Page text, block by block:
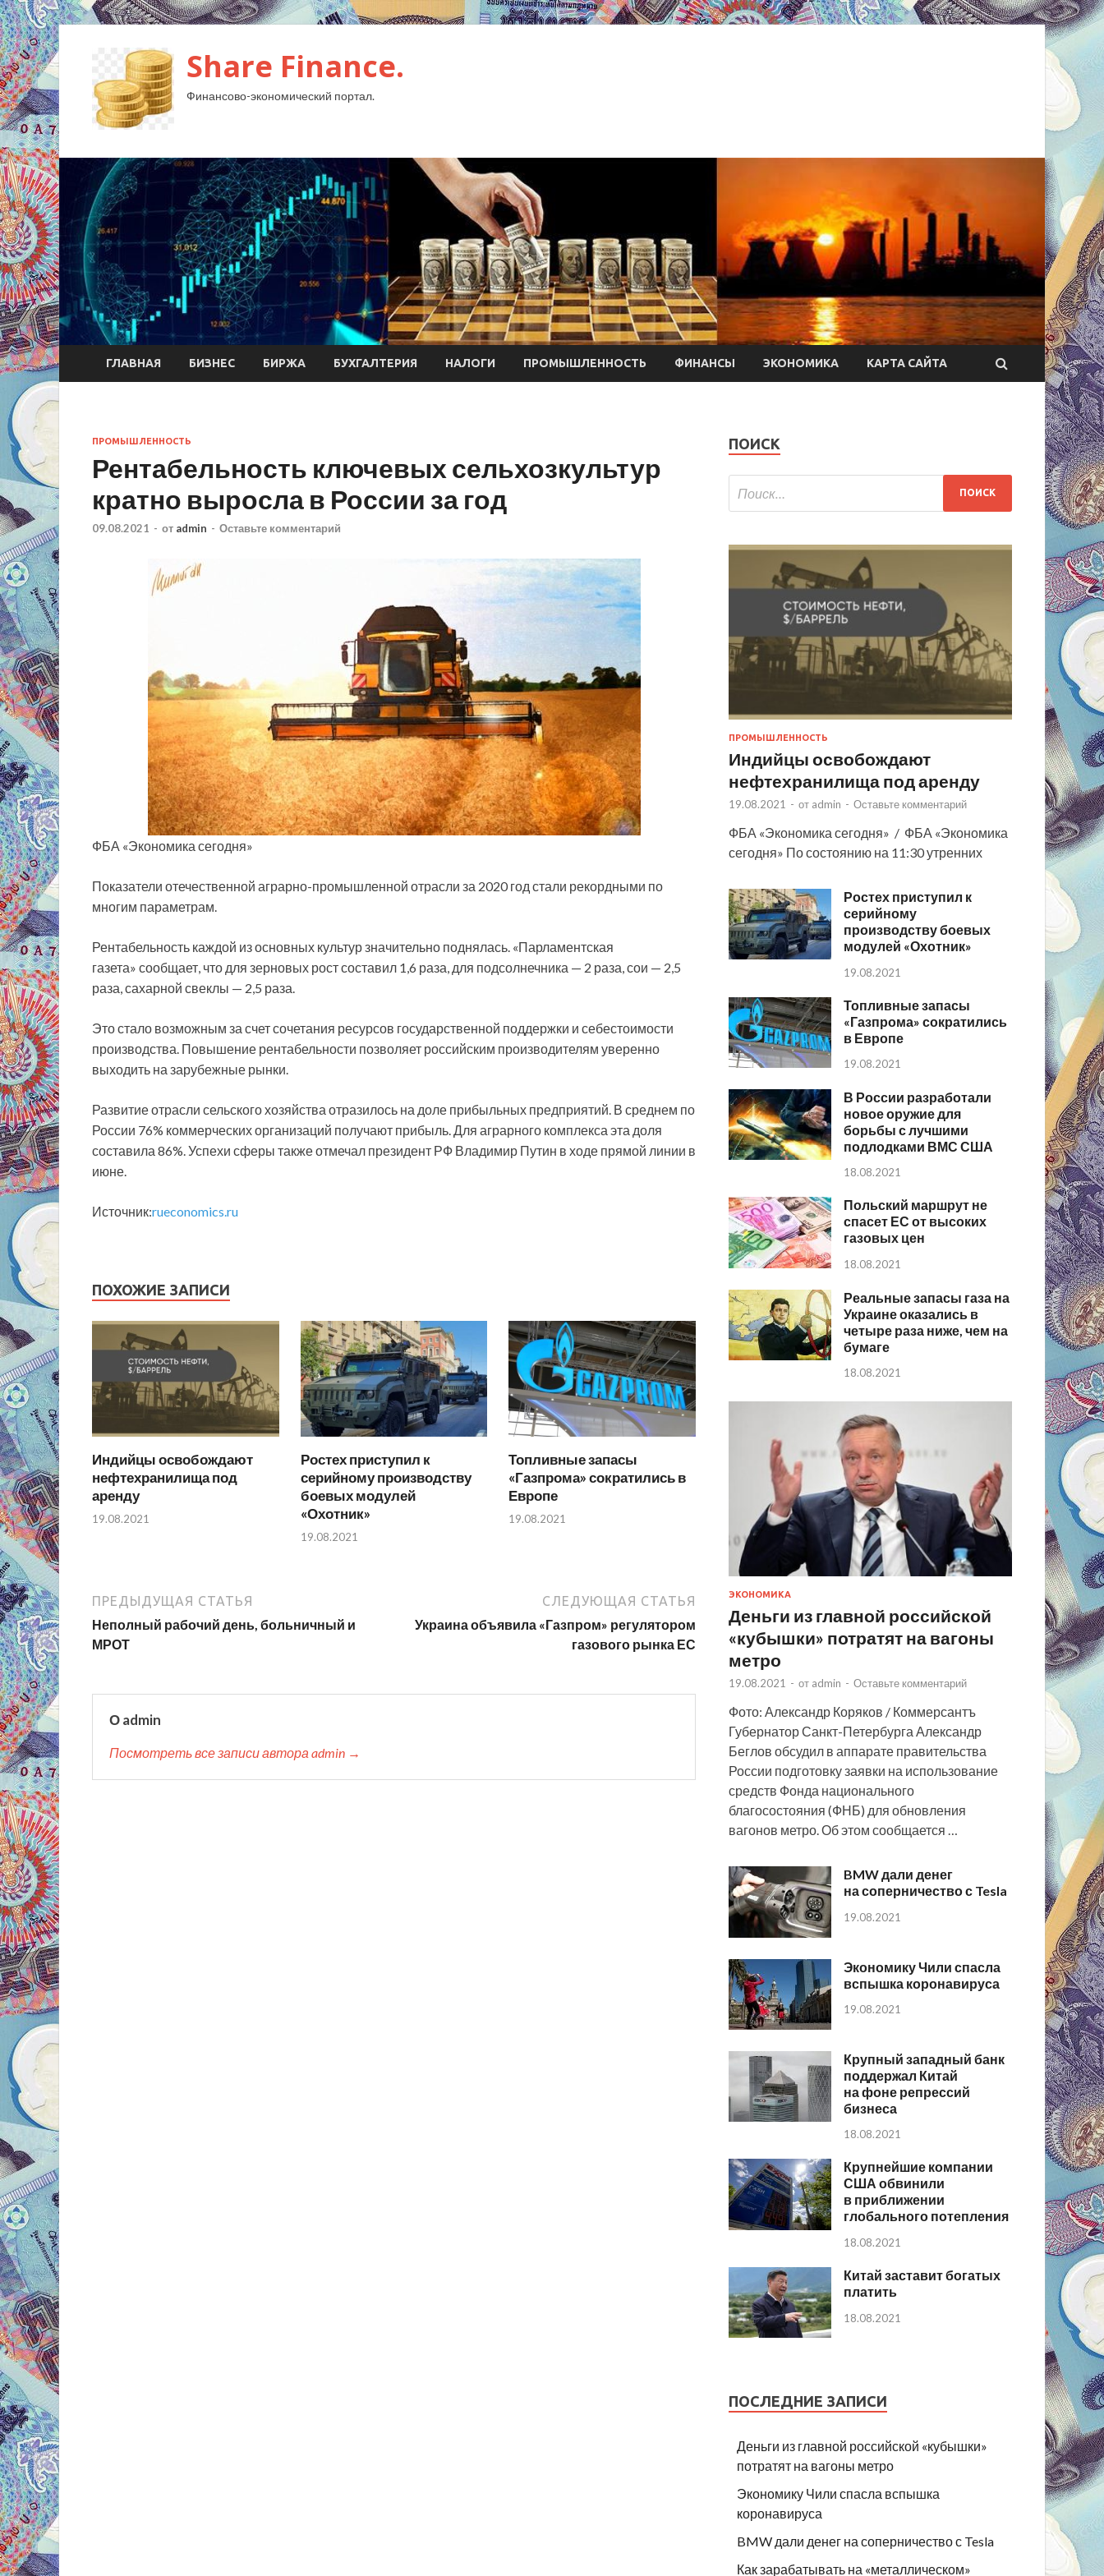
Share Finance.
Финансово-экономический портал.
ГЛАВНАЯ БИЗНЕС БИРЖА БУХГАЛТЕРИЯ НАЛОГИ ПРОМЫШЛЕННОСТЬ ФИНАНСЫ ЭКОНОМИКА КАРТА САЙТА
ПРОМЫШЛЕННОСТЬ
Рентабельность ключевых сельхозкультур
кратно выросла в России за год
09.08.2021 - от admin - Оставьте комментарий
ФБА «Экономика сегодня»
Показатели отечественной аграрно-промышленной отрасли за 2020 год стали рекордными по
многим параметрам.
Рентабельность каждой из основных культур значительно поднялась. «Парламентская
газета» сообщает, что для зерновых рост составил 1,6 раза, для подсолнечника — 2 раза, сои — 2,5
раза, сахарной свеклы — 2,5 раза.
Это стало возможным за счет сочетания ресурсов государственной поддержки и себестоимости
производства. Повышение рентабельности позволяет российским производителям уверенно
выходить на зарубежные рынки.
Развитие отрасли сельского хозяйства отразилось на доле прибыльных предприятий. В среднем по
России 76% коммерческих организаций получают прибыль. Для аграрного комплекса эта доля
составила 86%. Успехи сферы также отмечал президент РФ Владимир Путин в ходе прямой линии в
июне.
Источник:rueconomics.ru
ПОХОЖИЕ ЗАПИСИ
Индийцы освобождают
нефтехранилища под
аренду
19.08.2021
Ростех приступил к
серийному производству
боевых модулей
«Охотник»
19.08.2021
Топливные запасы
«Газпрома» сократились в
Европе
19.08.2021
ПРЕДЫДУЩАЯ СТАТЬЯ
Неполный рабочий день, больничный и
МРОТ
СЛЕДУЮЩАЯ СТАТЬЯ
Украина объявила «Газпром» регулятором
газового рынка ЕС
О admin
Посмотреть все записи автора admin →
ПОИСК
ПРОМЫШЛЕННОСТЬ
Индийцы освобождают
нефтехранилища под аренду
19.08.2021 - от admin - Оставьте комментарий
ФБА «Экономика сегодня» / ФБА «Экономика
сегодня» По состоянию на 11:30 утренних
Ростех приступил к
серийному
производству боевых
модулей «Охотник»
19.08.2021
Топливные запасы
«Газпрома» сократились
в Европе
19.08.2021
В России разработали
новое оружие для
борьбы с лучшими
подлодками ВМС США
18.08.2021
Польский маршрут не
спасет ЕС от высоких
газовых цен
18.08.2021
Реальные запасы газа на
Украине оказались в
четыре раза ниже, чем на
бумаге
18.08.2021
ЭКОНОМИКА
Деньги из главной российской
«кубышки» потратят на вагоны
метро
19.08.2021 - от admin - Оставьте комментарий
Фото: Александр Коряков / Коммерсантъ
Губернатор Санкт-Петербурга Александр
Беглов обсудил в аппарате правительства
России подготовку заявки на использование
средств Фонда национального
благосостояния (ФНБ) для обновления
вагонов метро. Об этом сообщается …
BMW дали денег
на соперничество с Tesla
19.08.2021
Экономику Чили спасла
вспышка коронавируса
19.08.2021
Крупный западный банк
поддержал Китай
на фоне репрессий
бизнеса
18.08.2021
Крупнейшие компании
США обвинили
в приближении
глобального потепления
18.08.2021
Китай заставит богатых
платить
18.08.2021
ПОСЛЕДНИЕ ЗАПИСИ
Деньги из главной российской «кубышки»
потратят на вагоны метро
Экономику Чили спасла вспышка
коронавируса
BMW дали денег на соперничество с Tesla
Как зарабатывать на «металлическом»